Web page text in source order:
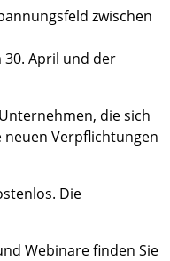
zwischen
April und der
die sich
Verpflichtungen
Die
Webinare finden Sie